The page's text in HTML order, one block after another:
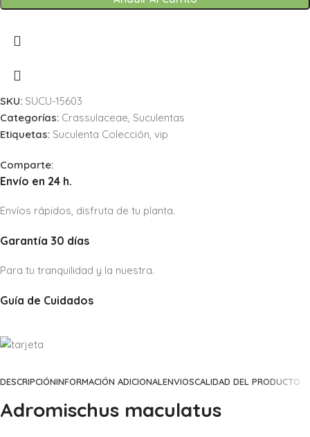
SKU: SUCU-15603
Categorías: Crassulaceae, Suculentas
Etiquetas: Suculenta Colección, vip
Comparte:
Envío en 24 h.
Envíos rápidos, disfruta de tu planta.
Garantía 30 días
Para tu tranquilidad y la nuestra.
Guía de Cuidados
DESCRIPCIÓNINFORMACIÓN ADICIONALENVIOSCALIDAD DEL PRODUCTO
Adromischus maculatus